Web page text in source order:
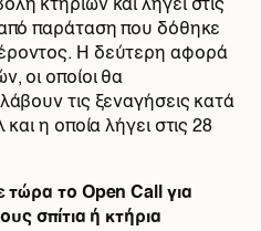
κτηρίων και λήγει στις
παράταση που δόθηκε
Η δεύτερη αφορά
οι οποίοι θα
τις ξεναγήσεις κατά
η οποία λήγει στις 28
τώρα το Open Call
για
σπίτια ή κτήρια